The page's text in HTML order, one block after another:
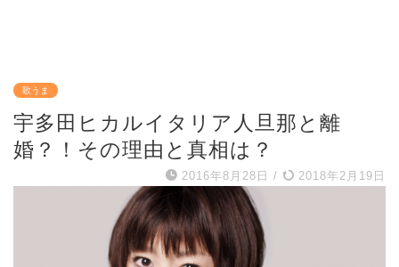
歌うま
宇多田ヒカルイタリア人旦那と離
婚？！その理由と真相は？
2016年8月28日 / 2018年2月19日